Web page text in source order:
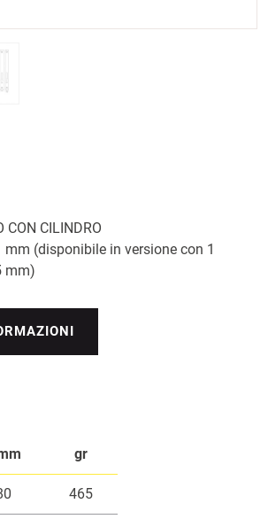
CON CILINDRO
(disponibile in versione con 1
mm)
gr
465